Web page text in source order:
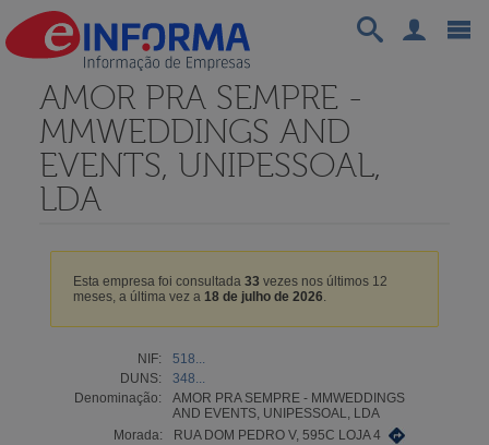
AMOR PRA SEMPRE -
MMWEDDINGS AND
EVENTS, UNIPESSOAL,
LDA
Esta empresa foi consultada 33 vezes nos últimos 12
meses, a última vez a 18 de julho de 2026.
NIF:
518...
DUNS:
348...
Denominação:
AMOR PRA SEMPRE - MMWEDDINGS
AND EVENTS, UNIPESSOAL, LDA
Morada:
RUA DOM PEDRO V, 595C LOJA 4